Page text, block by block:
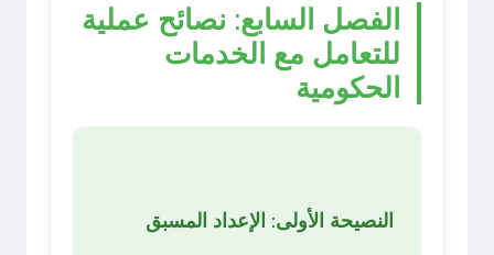
الفصل السابع: نصائح عملية
للتعامل مع الخدمات
الحكومية
النصيحة الأولى: الإعداد المسبق